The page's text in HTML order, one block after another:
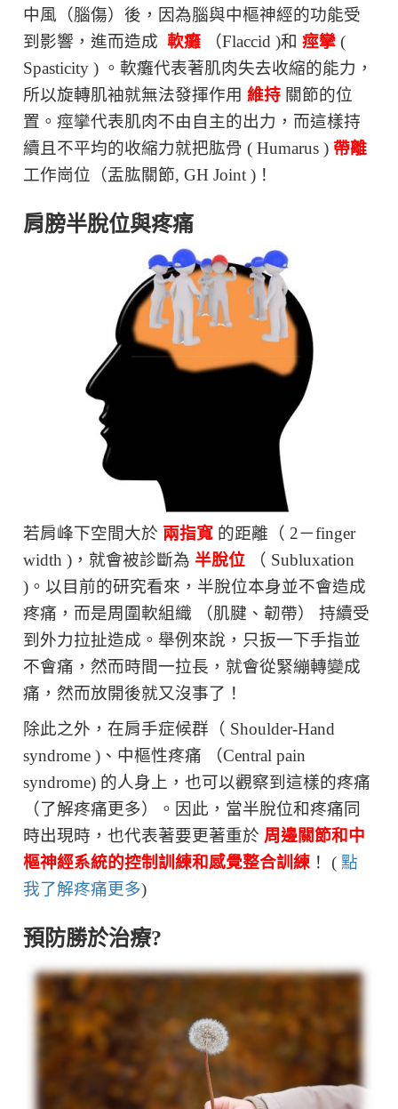
中風（腦傷）後，因為腦與中樞神經的功能受
到影響，進而造成軟癱 （Flaccid )和痙攣 (
Spasticity ) 。軟癱代表著肌肉失去收縮的能力，
所以旋轉肌袖就無法發揮作用維持 關節的位
置。痙攣代表肌肉不由自主的出力，而這樣持
續且不平均的收縮力就把肱骨 ( Humarus ) 帶離
工作崗位（盂肱關節, GH Joint )！
肩膀半脫位與疼痛
若肩峰下空間大於 兩指寬 的距離（ 2－finger
width )，就會被診斷為 半脫位
（ Subluxation
)。以目前的研究看來，半脫位本身並不會造成
疼痛，而是周圍軟組織 （肌腱、韌帶） 持續受
到外力拉扯造成。舉例來說，只扳一下手指並
不會痛，然而時間一拉長，就會從緊繃轉變成
痛，然而放開後就又沒事了！
除此之外，在肩手症候群（ Shoulder-Hand
syndrome )、中樞性疼痛 （Central pain
syndrome) 的人身上，也可以觀察到這樣的疼痛
（了解疼痛更多）。因此，當半脫位和疼痛同
時出現時，也代表著要更著重於 周邊關節和中
樞神經系統的控制訓練和感覺整合訓練 ！ ( 點
我了解疼痛更多)
預防勝於治療?